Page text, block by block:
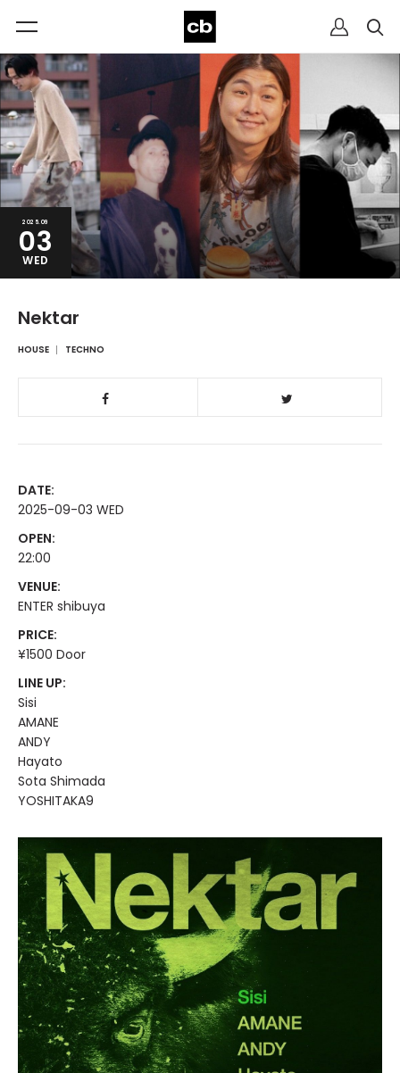
2025.09
03
WED
Nektar
HOUSE TECHNO
DATE:
2025-09-03 WED
OPEN:
22:00
VENUE:
ENTER shibuya
PRICE:
¥1500 Door
LINE UP:
Sisi
AMANE
ANDY
Hayato
Sota Shimada
YOSHITAKA9